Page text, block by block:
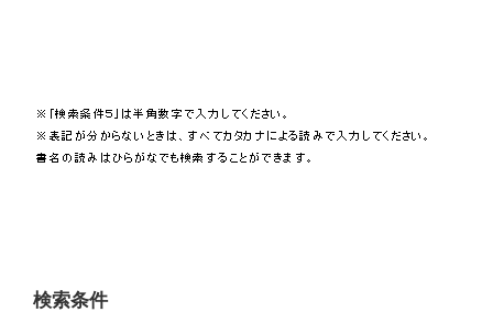
検索条件